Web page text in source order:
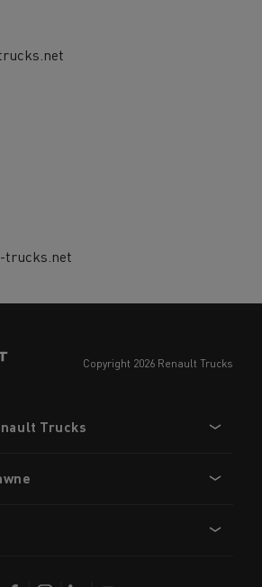
trucks.net
copyright 2026 Renault Trucks
Trucks